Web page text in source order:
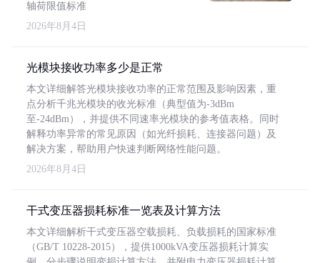
轴荷限值标准
2026年8月4日
光模块接收功率多少是正常
本文详细解答光模块接收功率的正常范围及影响因素，重
点分析千兆光模块的收光标准（典型值为-3dBm
至-24dBm），并提供不同速率光模块的参考值表格。同时
解释功率异常的常见原因（如光纤损耗、连接器问题）及
解决方案，帮助用户快速判断网络性能问题。
2026年8月4日
干式变压器损耗标准一览表及计算方法
本文详细解析干式变压器空载损耗、负载损耗的国家标准
（GB/T 10228-2015），提供1000kVA变压器损耗计算实